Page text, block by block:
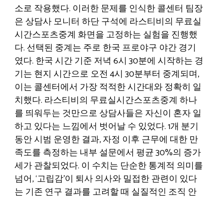
소로 작용했다. 이러한 문제를 인식한 콜센터 팀장
은 상담사 모니터 하단 구석에 라스티비의 무료실
시간스포츠중계 화면을 고정하는 실험을 진행했
다. 선택된 중계는 주로 한국 프로야구 야간 경기
였다. 한국 시간 기준 저녁 6시 30분에 시작하는 경
기는 현지 시간으로 오전 4시 30분부터 중계되며,
이는 콜센터에서 가장 적적한 시간대와 정확히 일
치했다. 라스티비의 무료실시간스포츠중계 하나
를 띄워두는 것만으로 상담사들은 자신이 혼자 일
하고 있다는 느낌에서 벗어날 수 있었다. 1개 분기
동안 시범 운영한 결과, 자정 이후 근무에 대한 만
족도를 측정하는 내부 설문에서 평균 30%의 증가
세가 관찰되었다. 이 수치는 단순한 통계적 의미를
넘어, ‘고립감’이 퇴사 의사와 밀접한 관련이 있다
는 기존 연구 결과를 고려할 때 실질적인 조직 안